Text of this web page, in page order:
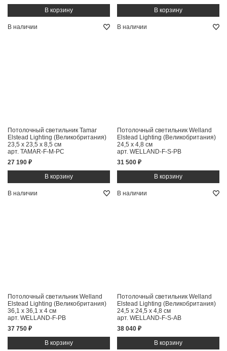
В наличии
Потолочный светильник Tamar
Elstead Lighting (Великобритания)
23,5 x 23,5 x 8,5 см
арт. TAMAR-F-M-PC
27 190 ₽
В наличии
Потолочный светильник Welland
Elstead Lighting (Великобритания)
24,5 x 4,8 см
арт. WELLAND-F-S-PB
31 500 ₽
В наличии
Потолочный светильник Welland
Elstead Lighting (Великобритания)
36,1 x 36,1 x 4 см
арт. WELLAND-F-PB
37 750 ₽
В наличии
Потолочный светильник Welland
Elstead Lighting (Великобритания)
24,5 x 24,5 x 4,8 см
арт. WELLAND-F-S-AB
38 040 ₽